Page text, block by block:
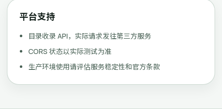
平台支持
目录收录 API，实际请求发往第三方服务
CORS 状态以实际测试为准
生产环境使用请评估服务稳定性和官方条款